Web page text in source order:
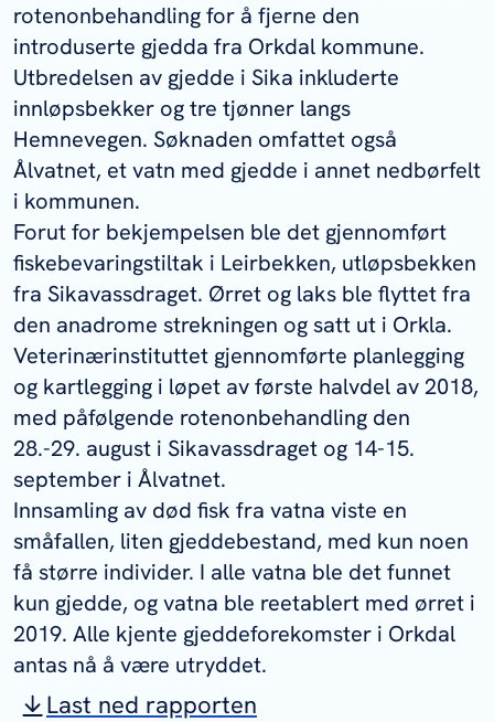
rotenonbehandling for å fjerne den
introduserte gjedda fra Orkdal kommune.
Utbredelsen av gjedde i Sika inkluderte
innløpsbekker og tre tjønner langs
Hemnevegen. Søknaden omfattet også
Ålvatnet, et vatn med gjedde i annet nedbørfelt
i kommunen.
Forut for bekjempelsen ble det gjennomført
fiskebevaringstiltak i Leirbekken, utløpsbekken
fra Sikavassdraget. Ørret og laks ble flyttet fra
den anadrome strekningen og satt ut i Orkla.
Veterinærinstituttet gjennomførte planlegging
og kartlegging i løpet av første halvdel av 2018,
med påfølgende rotenonbehandling den
28.-29. august i Sikavassdraget og 14-15.
september i Ålvatnet.
Innsamling av død fisk fra vatna viste en
småfallen, liten gjeddebestand, med kun noen
få større individer. I alle vatna ble det funnet
kun gjedde, og vatna ble reetablert med ørret i
2019. Alle kjente gjeddeforekomster i Orkdal
antas nå å være utryddet.
Last ned rapporten